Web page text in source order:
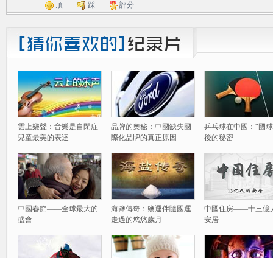
頂 踩 評分
雲上樂聲：音樂是自閉症
兒童最美的表達
品牌的奧秘：中國缺失國
際化品牌的真正原因
乒乓球在中國：“國
後的秘密
中國春節——全球最大的
盛會
海鹽傳奇：鹽運伴隨國運
走過的悠悠歲月
中國住房——十三億
安居